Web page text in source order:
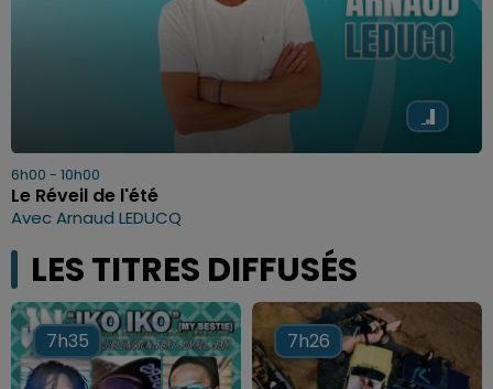
6h00 - 10h00
Le Réveil de l'été
Avec Arnaud LEDUCQ
LES TITRES DIFFUSÉS
7h35
7h35 7h26
7h26